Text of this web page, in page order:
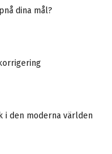
dina mål?
i den moderna världen